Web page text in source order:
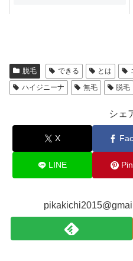
脱毛 できる とは
ハイジニーナ
無毛 脱毛
シェ
X
LINE